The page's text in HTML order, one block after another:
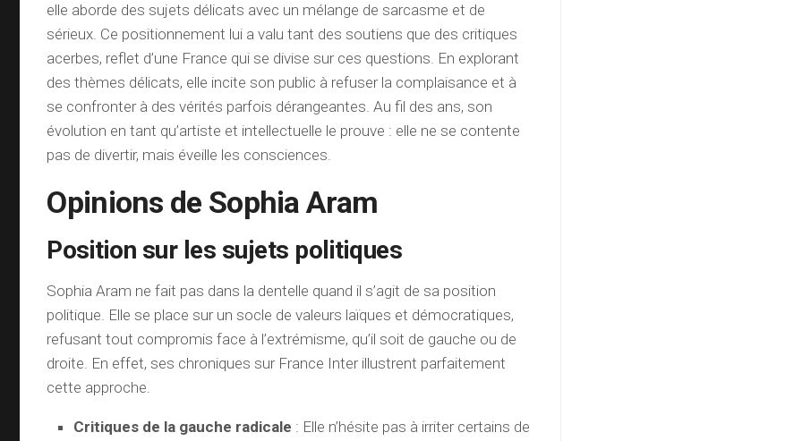
elle aborde des sujets délicats avec un mélange de sarcasme et de
sérieux. Ce positionnement lui a valu tant des soutiens que des critiques
acerbes, reflet d’une France qui se divise sur ces questions. En explorant
des thèmes délicats, elle incite son public à refuser la complaisance et à
se confronter à des vérités parfois dérangeantes. Au fil des ans, son
évolution en tant qu’artiste et intellectuelle le prouve : elle ne se contente
pas de divertir, mais éveille les consciences.
Opinions de Sophia Aram
Position sur les sujets politiques
Sophia Aram ne fait pas dans la dentelle quand il s’agit de sa position
politique. Elle se place sur un socle de valeurs laïques et démocratiques,
refusant tout compromis face à l’extrémisme, qu’il soit de gauche ou de
droite. En effet, ses chroniques sur France Inter illustrent parfaitement
cette approche.
Critiques de la gauche radicale : Elle n’hésite pas à irriter certains de